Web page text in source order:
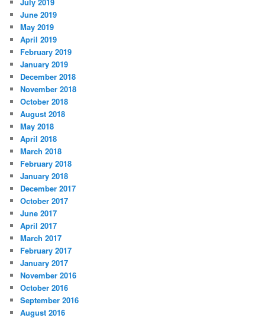
June 2019
May 2019
April 2019
February 2019
January 2019
December 2018
November 2018
October 2018
August 2018
May 2018
April 2018
March 2018
February 2018
January 2018
December 2017
October 2017
June 2017
April 2017
March 2017
February 2017
January 2017
November 2016
October 2016
September 2016
August 2016